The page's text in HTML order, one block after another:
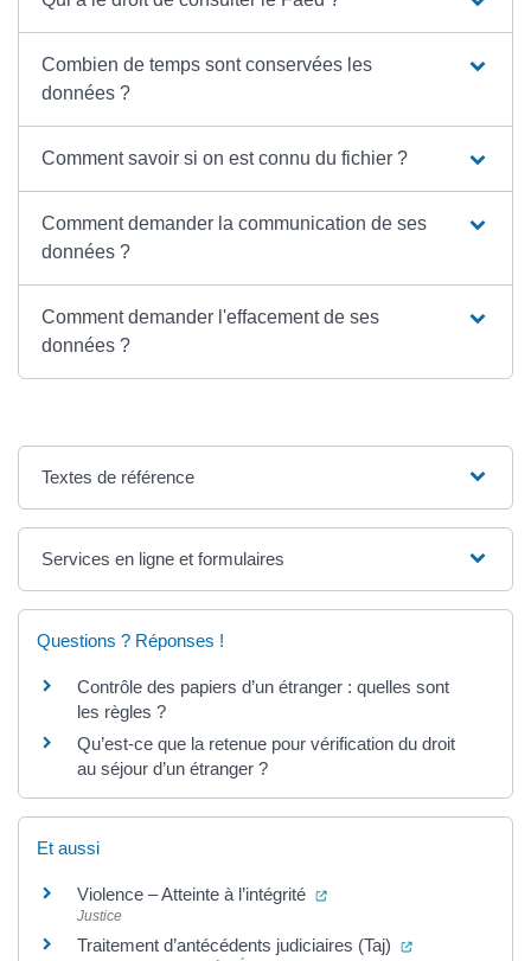
Combien de temps sont conservées les
données ?
Comment savoir si on est connu du fichier ?
Comment demander la communication de ses
données ?
Comment demander l'effacement de ses
données ?
Textes de référence
Services en ligne et formulaires
Questions ? Réponses !
Contrôle des papiers d’un étranger : quelles sont
les règles ?
Qu’est-ce que la retenue pour vérification du droit
au séjour d’un étranger ?
Et aussi
Violence – Atteinte à l’intégrité (ouverture dans un nouvel
Justice
Traitement d’antécédents judiciaires (Taj) (ouverture